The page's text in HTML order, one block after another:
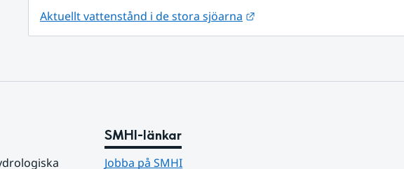
Aktuellt vattenstånd i de stora sjöarna Länk till annan webbplats.
SMHI-länkar
Jobba på SMHI